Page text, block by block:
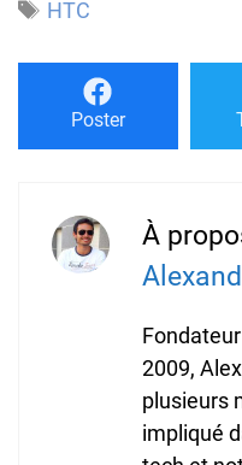
Étiquettes
HTC
Poster
À
2009,
plusieurs
impliqué